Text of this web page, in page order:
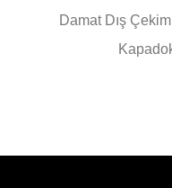
Damat Dış